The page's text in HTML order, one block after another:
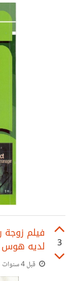
3
فيلم
لديه
قبل 4 سنوات